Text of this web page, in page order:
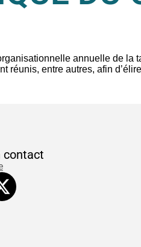
annuelle de
réunis, entre autres, afin
contact